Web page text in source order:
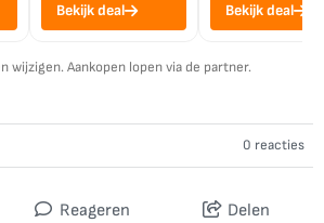
Bekijk deal Bekijk deal
wijzigen. Aankopen lopen via de partner.
0 reacties
Reageren Delen